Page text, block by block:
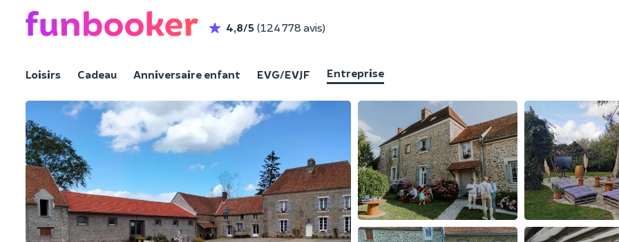
4,8/5 (124 778 avis)
Loisirs Cadeau Anniversaire enfant EVG/EVJF Entreprise